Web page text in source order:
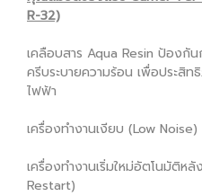
R-32)
เคลือบสาร Aqua Resin ป้องกั
ครีบระบายความร้อน เพื่อประสิ
ไฟฟ้า
เครื่องทำงานเงียบ (Low
เครื่องทำงานเริ่มใหม่อัตโนมัติ
Restart)